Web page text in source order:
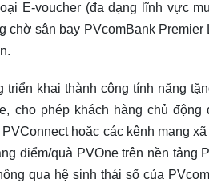
E-voucher (đa dạng lĩnh vực
chờ sân bay PVcomBank
triển khai thành công tính năng
cho phép khách hàng chủ
hoặc các kênh mạng
điểm/quà PVOne trên nền tảng
qua hệ sinh thái số của